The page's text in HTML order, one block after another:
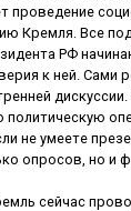
проведение
Кремля. Все
РФ
к ней. Сами
не умеете
опросов, но и
сейчас